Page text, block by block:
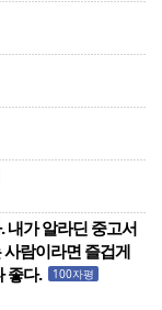
내가 알라딘 중고서
람이라면 즐겁게
좋다.
100자평